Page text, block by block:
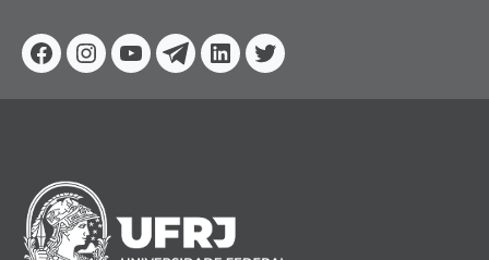
Facebook
Instagram
YoutubeTelegram
Linkedin
Twitter